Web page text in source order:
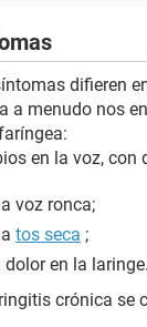
difieren
a menudo nos
en la voz, con
voz ronca;
tos seca ;
dolor en la laringe.
crónica se